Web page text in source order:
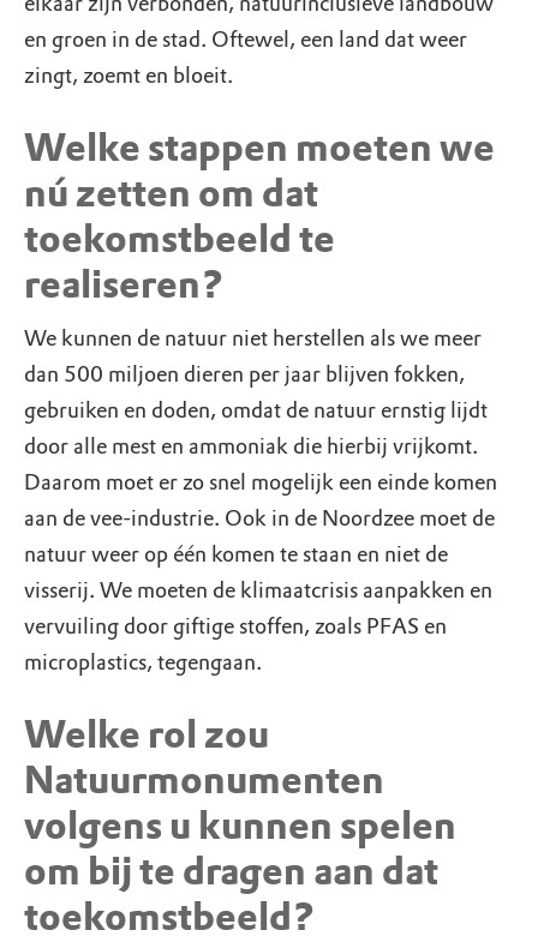
en groen in de stad. Oftewel, een land dat weer
zingt, zoemt en bloeit.
Welke stappen moeten we
nú zetten om dat
toekomstbeeld te
realiseren?
We kunnen de natuur niet herstellen als we meer
dan 500 miljoen dieren per jaar blijven fokken,
gebruiken en doden, omdat de natuur ernstig lijdt
door alle mest en ammoniak die hierbij vrijkomt.
Daarom moet er zo snel mogelijk een einde komen
aan de vee-industrie. Ook in de Noordzee moet de
natuur weer op één komen te staan en niet de
visserij. We moeten de klimaatcrisis aanpakken en
vervuiling door giftige stoffen, zoals PFAS en
microplastics, tegengaan.
Welke rol zou
Natuurmonumenten
volgens u kunnen spelen
om bij te dragen aan dat
toekomstbeeld?